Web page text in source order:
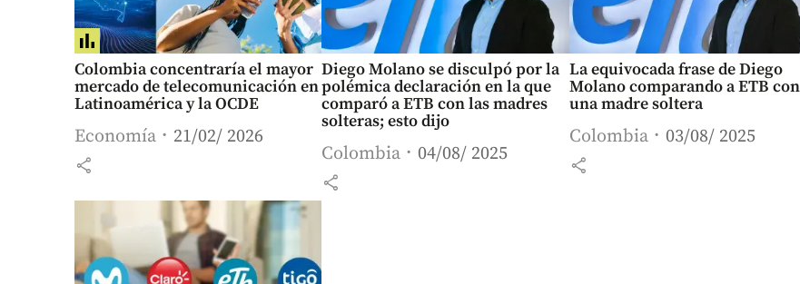
Colombia concentraría el mayor
mercado de telecomunicación en
Latinoamérica y la OCDE
Economía 21/02/ 2026
share
Diego Molano se disculpó por la
polémica declaración en la que
comparó a ETB con las madres
solteras; esto dijo
Colombia 04/08/ 2025
share
La equivocada frase de Diego
Molano comparando a ETB con
una madre soltera
Colombia 03/08/ 2025
share